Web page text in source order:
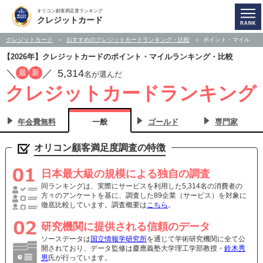
オリコン顧客満足度ランキング
クレジットカード
クレジットカード おすすめのクレジットカードランキング・比較 ポイント・マイル
【2026年】クレジットカードのポイント・マイルランキング・比較
／ 最 新 ／ 5,314名が選んだ
クレジットカードランキング
年会費無料 一般 ゴールド 専門家
オリコン顧客満足度調査の特徴
日本最大級の規模による独自の調査
同ランキングは、実際にサービスを利用した5,314名の消費者の
方々のアンケートを基に、調査した89企業（サービス）を対象に
徹底比較しています。調査概要はこちら 。
研究機関に提供される信頼のデータ
ソースデータは 国立情報学研究所を通じて学術研究機関に全て公
開されており、データ監修は慶應義塾大学理工学部教授・ 鈴木秀
男 氏が行っています。